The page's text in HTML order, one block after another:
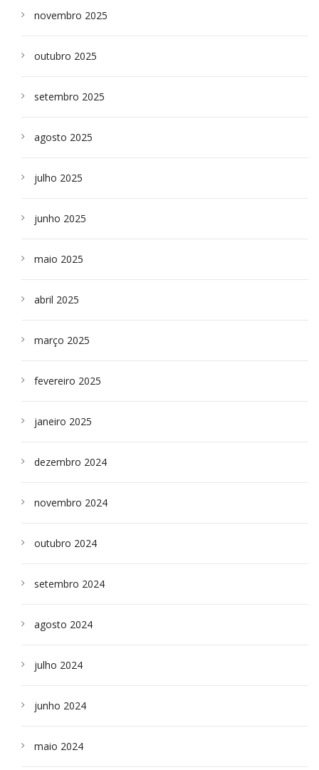
novembro 2025
outubro 2025
setembro 2025
agosto 2025
julho 2025
junho 2025
maio 2025
abril 2025
março 2025
fevereiro 2025
janeiro 2025
dezembro 2024
novembro 2024
outubro 2024
setembro 2024
agosto 2024
julho 2024
junho 2024
maio 2024